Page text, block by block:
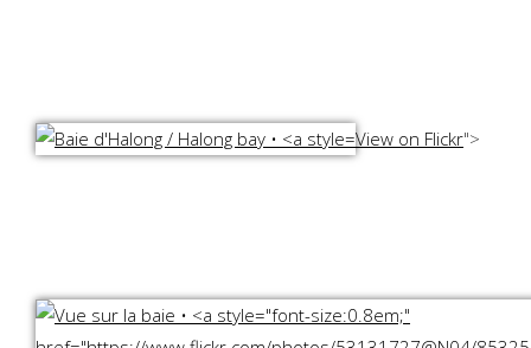
View on Flickr">